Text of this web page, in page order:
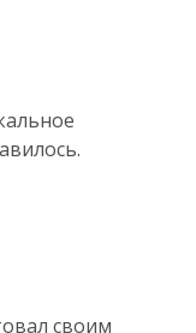
своим